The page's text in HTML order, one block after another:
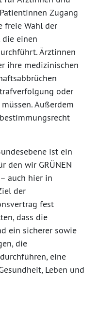
Zugang
freie Wahl der
einen
Ärztinnen
ihre medizinischen
oder
Außerdem
ist ein
den wir GRÜNEN
auch hier in
der
fest
dass die
ein sicherer sowie
die
eine
Leben und